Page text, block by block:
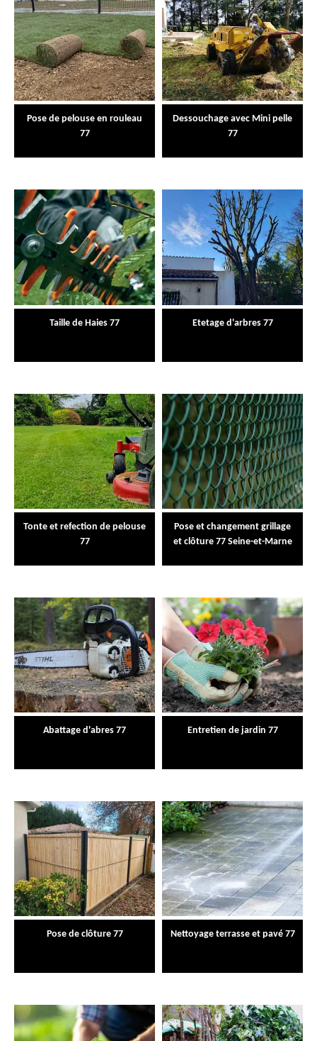
Pose de pelouse en rouleau
77
Dessouchage avec Mini pelle
77
Taille de Haies 77 Etetage d'arbres 77
Tonte et refection de pelouse
77
Pose et changement grillage
et clôture 77 Seine-et-Marne
Abattage d'abres 77 Entretien de jardin 77
Pose de clôture 77 Nettoyage terrasse et pavé 77